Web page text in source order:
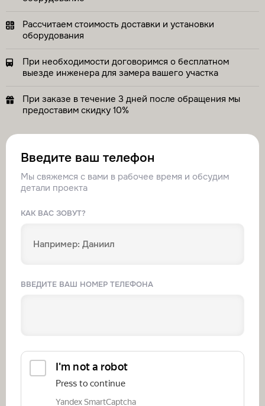
Трудозатраты
Стоимость
по запросу
Заказать
Откачка ила из септика
Стоимость
по запросу
Заказать
Промывка фильтров и камер
Трудозатраты
1–2 часа
Стоимость
по запросу
Замена компрессора
Заказать
Стоимость
по запросу
Заказать
Рассчитаем стоимость доставки и установки
оборудования
При необходимости договоримся о бесплатном
выезде инженера для замера вашего участка
При заказе в течение 3 дней после обращения мы
предоставим скидку 10%
Введите ваш телефон
Мы свяжемся с вами в рабочее время и обсудим
детали проекта
КАК ВАС ЗОВУТ?
ВВЕДИТЕ ВАШ НОМЕР ТЕЛЕФОНА